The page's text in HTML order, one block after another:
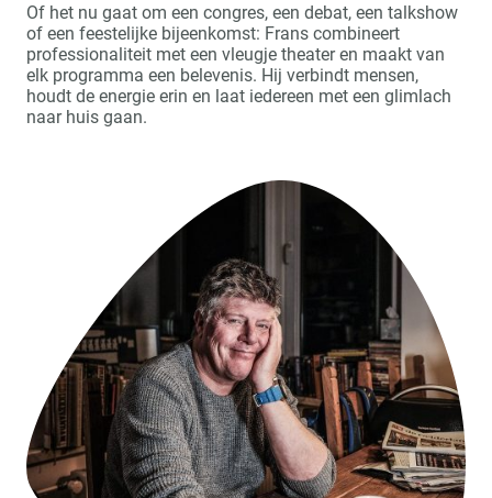
Of het nu gaat om een congres, een debat, een talkshow
of een feestelijke bijeenkomst: Frans combineert
professionaliteit met een vleugje theater en maakt van
elk programma een belevenis. Hij verbindt mensen,
houdt de energie erin en laat iedereen met een glimlach
naar huis gaan.